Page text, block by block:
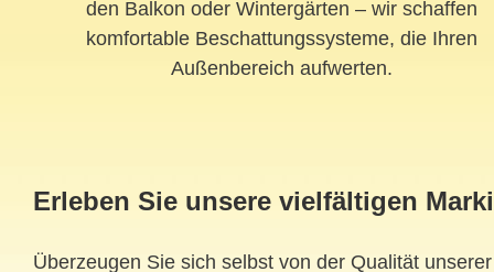
den Balkon oder Wintergärten – wir schaffen
komfortable Beschattungssysteme, die Ihren
Außenbereich aufwerten.
Erleben Sie unsere vielfältigen
Überzeugen Sie sich selbst von der Qualität